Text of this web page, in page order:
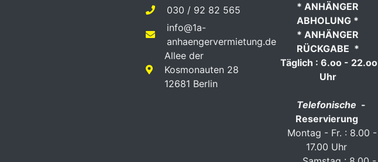
030 / 92 82 565
info@1a-
anhaengervermietung.de
Allee der
Kosmonauten 28
12681 Berlin
* ANHÄNGER
ABHOLUNG *
* ANHÄNGER
RÜCKGABE *
Täglich : 6.oo - 22.oo
Uhr
Telefonische -
Reservierung
Montag - Fr. : 8.00 -
17.00 Uhr